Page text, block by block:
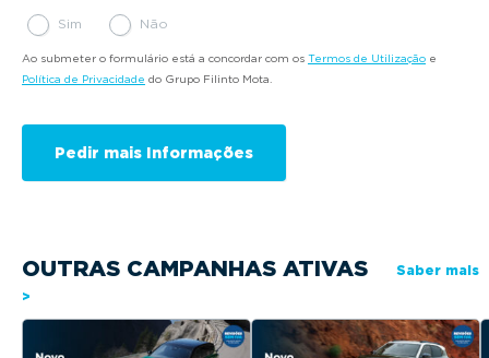
Sim Não
Ao submeter o formulário está a concordar com os Termos de Utilização e
Política de Privacidade do Grupo Filinto Mota.
OUTRAS CAMPANHAS ATIVAS
Saber mais
>